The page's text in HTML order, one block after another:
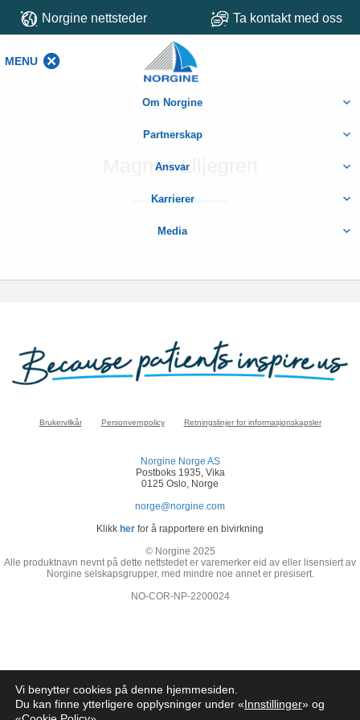
Norgine nettsteder Ta kontakt med oss
MENU
Om Norgine
Partnerskap
Ansvar
Karrierer
Media
Magnus Liljegren
Brukervilkår Personvernpolicy Retningslinjer for informasjonskapsler
Norgine Norge AS
Postboks 1935, Vika
0125 Oslo, Norge
norge@norgine.com
Klikk her for å rapportere en bivirkning
© Norgine 2025
Alle produktnavn nevnt på dette nettstedet er varemerker eid av eller lisensiert av
Norgine selskapsgrupper, med mindre noe annet er presisert.
NO-COR-NP-2200024
Vi benytter cookies på denne hjemmesiden.
Du kan finne ytterligere opplysninger under «Innstillinger» og